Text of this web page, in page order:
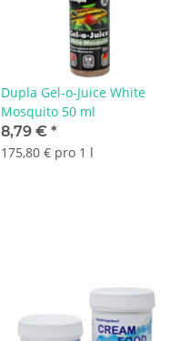
Dupla Gel-o-Juice White
Mosquito 50 ml
8,79 € *
175,80 € pro 1 l